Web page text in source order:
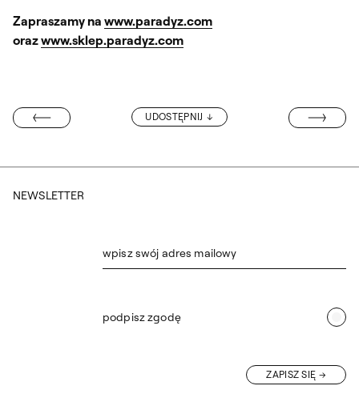
Zapraszamy na www.paradyz.com
orazwww.sklep.paradyz.com
UDOSTĘPNIJ
DESIGN
KONKURSU
NEWSLETTER
wpisz swój adres mailowy
podpisz zgodę
ZAPISZ SIĘ